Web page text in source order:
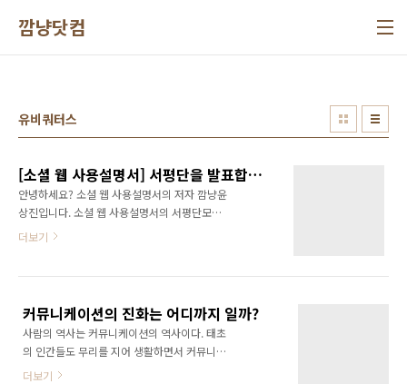
깜냥닷컴
유비쿼터스
[소셜 웹 사용설명서] 서평단을 발표합니다!
안녕하세요? 소셜 웹 사용설명서의 저자 깜냥윤
상진입니다. 소셜 웹 사용설명서의 서평단모집
(www.ggamnyang.com/808)을 조기종영하
일한국 웹스타일 이오나라 돌이아빠 태양공원
elecsue 끄트머리 올라이프 렘브런트 쌍둥이 아
빠 Plan2F 데시그나레 이렇게 총 12분이 선정
되셨습니다. 서평단에 선정되신 모든 분들! 축하
더보기
커뮤니케이션의 진화는 어디까지 일까?
사람의 역사는 커뮤니케이션의 역사이다. 태초
의 인간들도 무리를 지어 생활하면서 커뮤니케
이션을 하였고 다른 종족과의 싸움도 커뮤니케
더보기